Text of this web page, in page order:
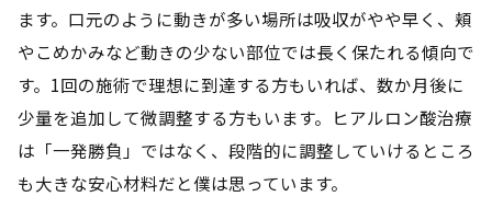
ます。口元のように動きが多い場所は吸収がやや早く、頬
やこめかみなど動きの少ない部位では長く保たれる傾向で
す。1回の施術で理想に到達する方もいれば、数か月後に
少量を追加して微調整する方もいます。ヒアルロン酸治療
は「一発勝負」ではなく、段階的に調整していけるところ
も大きな安心材料だと僕は思っています。